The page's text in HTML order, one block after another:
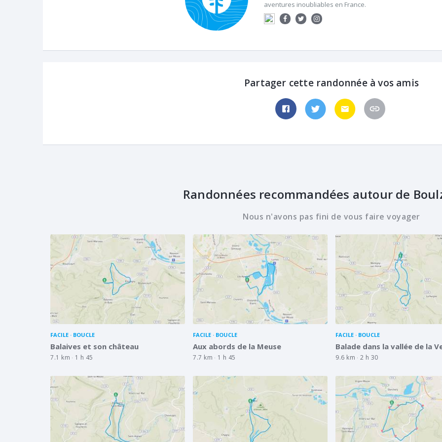
aventures inoubliables en France.
Partager cette randonnée à vos amis
Randonnées recommandées autour de
Nous n'avons pas fini de vous faire voyager
FACILE BOUCLE
Balaives et son château
7.1 km 1 h 45
FACILE BOUCLE
Aux abords de la Meuse
7.7 km 1 h 45
FACILE BOUCLE
Balade dans la vallée de la
9.6 km 2 h 30